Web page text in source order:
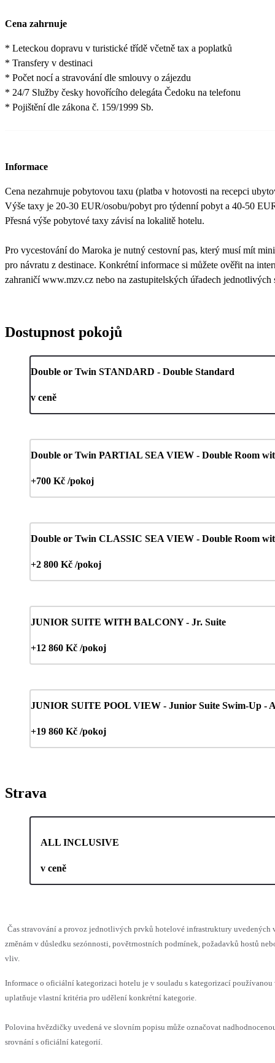
Cena zahrnuje
* Leteckou dopravu v turistické třídě včetně tax a poplatků
* Transfery v destinaci
* Počet nocí a stravování dle smlouvy o zájezdu
* 24/7 Služby česky hovořícího delegáta Čedoku na telefonu
* Pojištění dle zákona č. 159/1999 Sb.
Informace
Cena nezahrnuje pobytovou taxu (platba v hotovosti na recepci
Výše taxy je 20-30 EUR/osobu/pobyt pro týdenní pobyt a 40-50
Přesná výše pobytové taxy závisí na lokalitě hotelu.
Pro vycestování do Maroka je nutný cestovní pas, který musí mít
pro návratu z destinace. Konkrétní informace si můžete ověřit na
zahraničí www.mzv.cz nebo na zastupitelských úřadech jednotlivých
Dostupnost pokojů
Double or Twin STANDARD - Double Standard
v ceně
Double or Twin PARTIAL SEA VIEW - Double Room
+700 Kč /pokoj
Double or Twin CLASSIC SEA VIEW - Double Room
+2 800 Kč /pokoj
JUNIOR SUITE WITH BALCONY - Jr. Suite
+12 860 Kč /pokoj
JUNIOR SUITE POOL VIEW - Junior Suite Swim-Up -
+19 860 Kč /pokoj
Strava
ALL INCLUSIVE
v ceně
Čas stravování a provoz jednotlivých prvků hotelové infrastruktury uvedených
změnám v důsledku sezónnosti, povětrnostních podmínek, požadavků hostů
vliv.
Informace o oficiální kategorizaci hotelu je v souladu s kategorizací používanou
uplatňuje vlastní kritéria pro udělení konkrétní kategorie.
Polovina hvězdičky uvedená ve slovním popisu může označovat
srovnání s oficiální kategorií.